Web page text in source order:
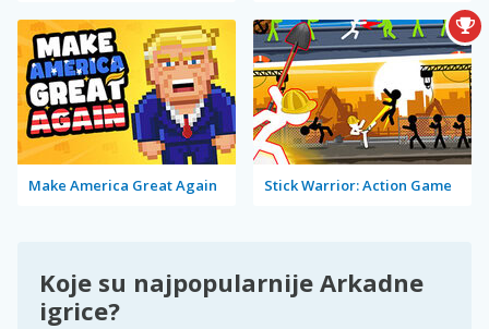
Make America Great Again Stick Warrior: Action Game
Koje su najpopularnije Arkadne
igrice?